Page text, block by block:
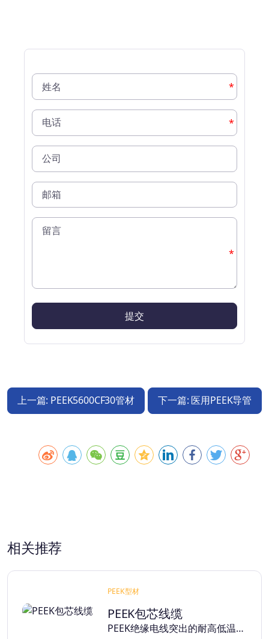
*
*
*
上一篇: PEEK5600CF30管材 下一篇: 医用PEEK导管
相关推荐
PEEK型材
PEEK包芯线缆
PEEK绝缘电线突出的耐高低温…